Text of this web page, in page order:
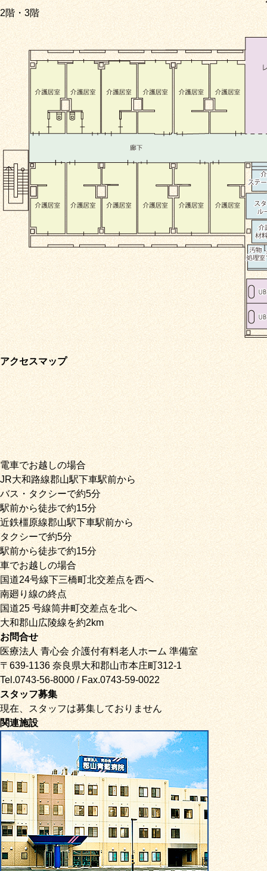
2階・3階
アクセスマップ
電車でお越しの場合
JR大和路線郡山駅下車駅前から
バス・タクシーで約5分
駅前から徒歩で約15分
近鉄橿原線郡山駅下車駅前から
タクシーで約5分
駅前から徒歩で約15分
車でお越しの場合
国道24号線下三橋町北交差点を西へ
南廻り線の終点
国道25 号線筒井町交差点を北へ
大和郡山広陵線を約2km
お問合せ
医療法人 青心会 介護付有料老人ホーム 準備室
〒639-1136 奈良県大和郡山市本庄町312-1
Tel.0743-56-8000 / Fax.0743-59-0022
スタッフ募集
現在、スタッフは募集しておりません
関連施設